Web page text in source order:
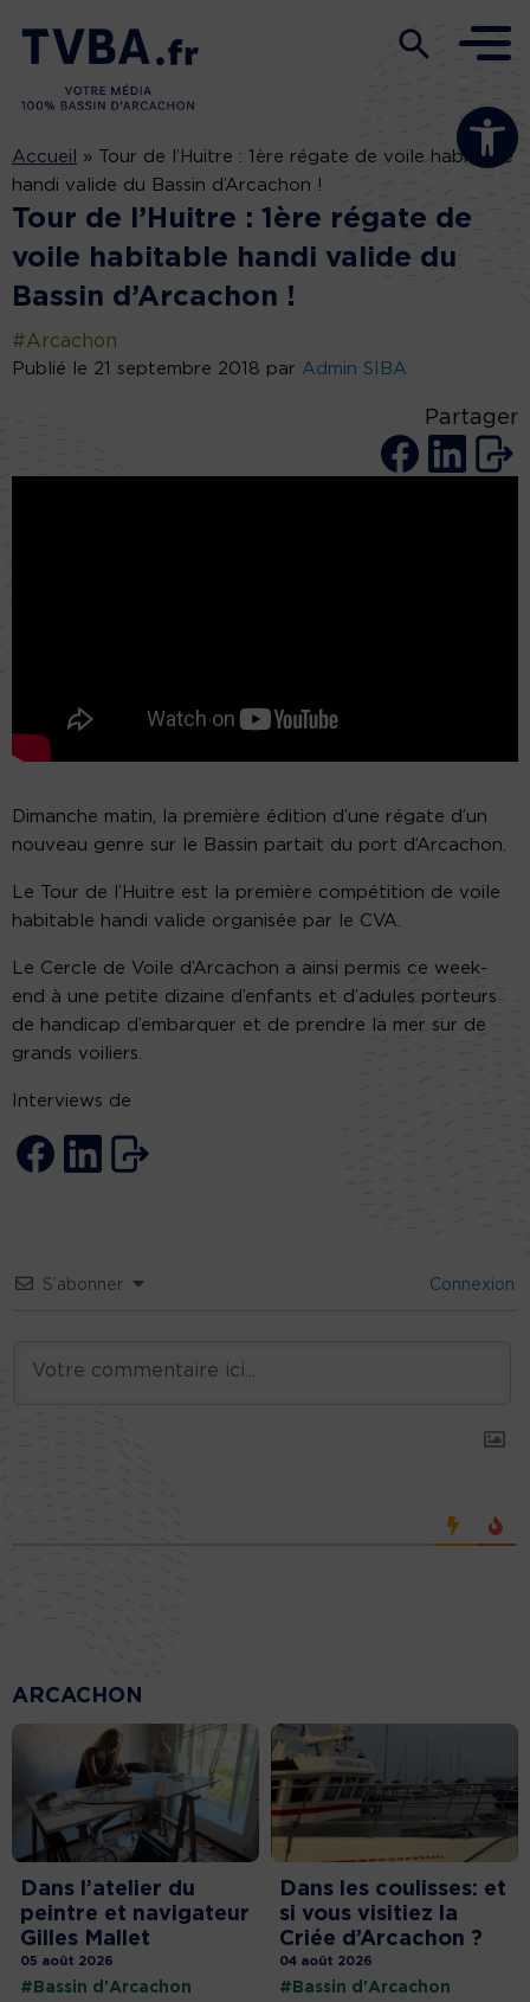
Ouvrir la
Accueil »
Tour de l’Huitre : 1ère régate de voile habitable
handi valide du Bassin d’Arcachon !
Tour de l’Huitre : 1ère régate de
voile habitable handi valide du
Bassin d’Arcachon !
#Arcachon
Publié le 21 septembre 2018 par Admin SIBA
Partager
Dimanche matin, la première édition d’une régate d’un
nouveau genre sur le Bassin partait du port d’Arcachon.
Le Tour de l’Huitre est la première compétition de voile
habitable handi valide organisée par le CVA.
Le Cercle de Voile d’Arcachon a ainsi permis ce week-
end à une petite dizaine d’enfants et d’adules porteurs
de handicap d’embarquer et de prendre la mer sur de
grands voiliers.
Interviews de
S’abonner Connexion
ARCACHON
Dans l’atelier du
peintre et navigateur
Gilles Mallet
05 août 2026
#Bassin d'Arcachon
Dans les coulisses: et
si vous visitiez la
Criée d’Arcachon ?
04 août 2026
#Bassin d'Arcachon